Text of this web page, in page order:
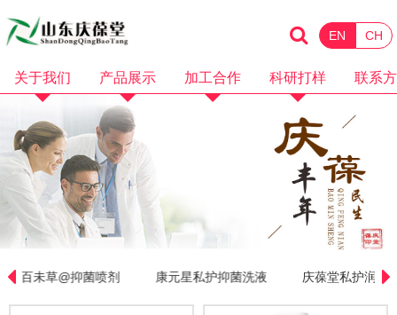
CH
EN
关于我们
企业资质
品牌故事
产品视频
企业视频
产品展示
化妆品
保健食品
加工合作
膏霜加工
乳液加工
洗护加工
科研打样
微商电商
OEM加工
科研打样
联系
百未草@抑菌喷剂 康元星私护抑菌洗液 庆葆堂私护润滑